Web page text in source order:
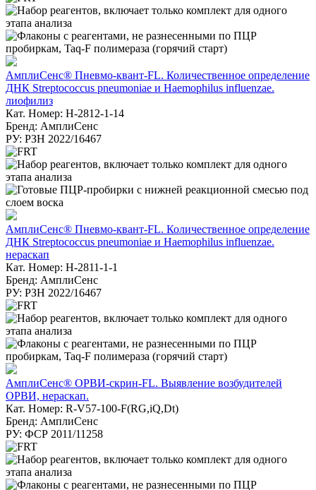
АмплиСенс® Пневмо-квант-FL. Количественное определение
ДНК Streptococcus pneumoniae и Haemophilus influenzae.
лиофилиз
Кат. Номер: H-2812-1-14
Бренд: АмплиСенс
РУ: РЗН 2022/16467
АмплиСенс® Пневмо-квант-FL. Количественное определение
ДНК Streptococcus pneumoniae и Haemophilus influenzae.
нераскап
Кат. Номер: H-2811-1-1
Бренд: АмплиСенс
РУ: РЗН 2022/16467
АмплиСенс® ОРВИ-скрин-FL. Выявление возбудителей
ОРВИ, нераскап.
Кат. Номер: R-V57-100-F(RG,iQ,Dt)
Бренд: АмплиСенс
РУ: ФСР 2011/11258